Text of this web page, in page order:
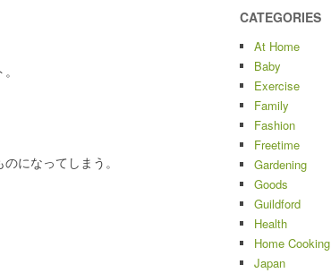
になってしまう。
CATEGORIES
At Home
Baby
Exercise
Family
Fashion
Freetime
Gardening
Goods
Guildford
Health
Home Cooking
Japan